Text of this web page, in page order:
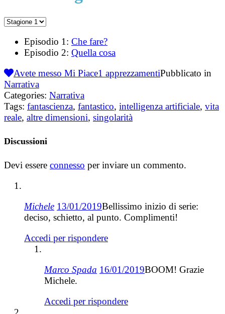
Episodio 1: Che fare?
Episodio 2: Quella cosa
Avete messo Mi Piace1 apprezzamentiPubblicato in
Narrativa
Categories: Narrativa
Tags: fantascienza, fantastico, intelligenza artificiale, vita
reale, altre dimensioni, singolarità
Discussioni
Devi essere connesso per inviare un commento.
Michele 13/01/2019Bellissimo inizio di serie:
deciso, schietto, al punto. Complimenti!
Accedi per rispondere
Marco Spada 16/01/2019BOOM! Grazie
Michele.
Accedi per rispondere